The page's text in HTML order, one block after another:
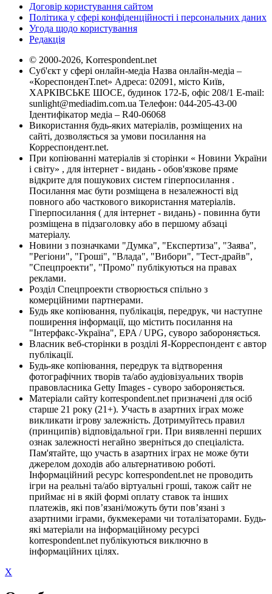
Договір користування сайтом
Політика у сфері конфіденційності і персональних даних
Угода щодо користування
Редакція
© 2000-2026, Korrespondent.net
Суб'єкт у сфері онлайн-медіа Назва онлайн-медіа –
«КореспонденТ.net» Адреса: 02091, місто Київ,
ХАРКІВСЬКЕ ШОСЕ, будинок 172-Б, офіс 208/1 E-mail:
sunlight@mediadim.com.ua Телефон: 044-205-43-00
Ідентифікатор медіа – R40-06068
Використання будь-яких матеріалів, розміщених на
сайті, дозволяється за умови посилання на
Корреспондент.net.
При копіюванні матеріалів зі сторінки « Новини України
і світу» , для інтернет - видань - обов'язкове пряме
відкрите для пошукових систем гіперпосилання .
Посилання має бути розміщена в незалежності від
повного або часткового використання матеріалів.
Гіперпосилання ( для інтернет - видань) - повинна бути
розміщена в підзаголовку або в першому абзаці
матеріалу.
Новини з позначками "Думка", "Експертиза", "Заява",
"Регіони", "Гроші", "Влада", "Вибори", "Тест-драйв",
"Спецпроекти", "Промо" публікуються на правах
реклами.
Розділ Спецпроекти створюється спільно з
комерційними партнерами.
Будь яке копіювання, публікація, передрук, чи наступне
поширення інформації, що містить посилання на
"Інтерфакс-Україна", EPA / UPG, суворо забороняється.
Власник веб-сторінки в розділі Я-Корреспондент є автор
публікації.
Будь-яке копіювання, передрук та відтворення
фотографічних творів та/або аудіовізуальних творів
правовласника Getty Images - суворо забороняється.
Матеріали сайту korrespondent.net призначені для осіб
старше 21 року (21+). Участь в азартних іграх може
викликати ігрову залежність. Дотримуйтесь правил
(принципів) відповідальної гри. При виявленні перших
ознак залежності негайно зверніться до спеціаліста.
Пам'ятайте, що участь в азартних іграх не може бути
джерелом доходів або альтернативою роботі.
Інформаційний ресурс korrespondent.net не проводить
ігри на реальні та/або віртуальні гроші, також сайт не
приймає ні в якій формі оплату ставок та інших
платежів, які пов’язані/можуть бути пов’язані з
азартними іграми, букмекерами чи тоталізаторами. Будь-
які матеріали на інформаційному ресурсі
korrespondent.net публікуються виключно в
інформаційних цілях.
X